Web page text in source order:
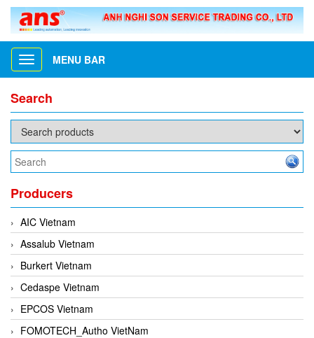
Toggle
navigation
MENU BAR
Search
Producers
AIC Vietnam
Assalub Vietnam
Burkert Vietnam
Cedaspe Vietnam
EPCOS Vietnam
FOMOTECH_Autho VietNam